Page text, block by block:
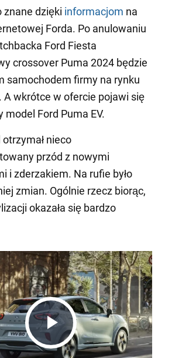
znane dzięki informacjom na
Forda. Po anulowaniu
Ford Fiesta
crossover Puma 2024 będzie
samochodem firmy na rynku
A wkrótce w ofercie pojawi się
model Ford Puma EV.
nieco
przód z nowymi
i zderzakiem. Na rufie było
zmian. Ogólnie rzecz biorąc,
okazała się bardzo
Play